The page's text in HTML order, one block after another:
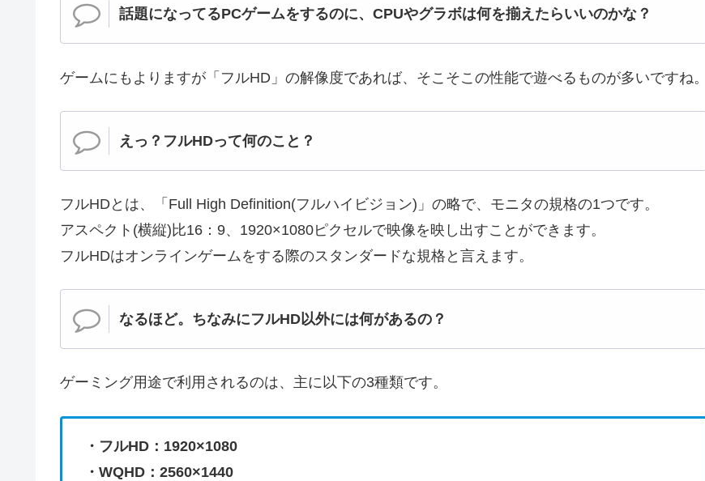
話題になってるPCゲームをするのに、CPUやグラボは何を揃えたらいいのかな？
ゲームにもよりますが「フルHD」の解像度であれば、そこそこの性能で遊べるものが多いですね。
えっ？フルHDって何のこと？
フルHDとは、「Full High Definition(フルハイビジョン)」の略で、モニタの規格の1つです。
アスペクト(横縦)比16：9、1920×1080ピクセルで映像を映し出すことができます。
フルHDはオンラインゲームをする際のスタンダードな規格と言えます。
なるほど。ちなみにフルHD以外には何があるの？
ゲーミング用途で利用されるのは、主に以下の3種類です。
・フルHD：1920×1080
・WQHD：2560×1440